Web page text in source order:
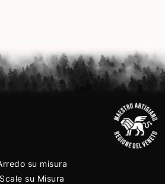
su misura
Scale su Misura